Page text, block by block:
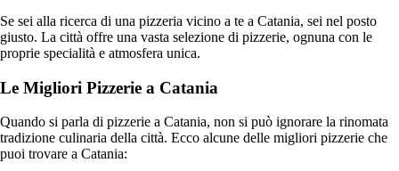
Se sei alla ricerca di una pizzeria vicino a te a Catania, sei nel posto
giusto. La città offre una vasta selezione di pizzerie, ognuna con le
proprie specialità e atmosfera unica.
Le Migliori Pizzerie a Catania
Quando si parla di pizzerie a Catania, non si può ignorare la rinomata
tradizione culinaria della città. Ecco alcune delle migliori pizzerie che
puoi trovare a Catania: